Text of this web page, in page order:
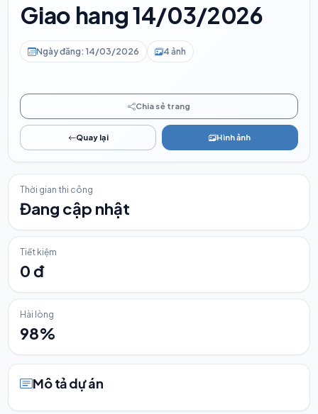
Giao hang 14/03/2026
Ngày đăng: 14/03/2026 4 ảnh
Chia sẻ trang
Quay lại Hình ảnh
Thời gian thi công
Đang cập nhật
Tiết kiệm
0 đ
Hài lòng
98%
Mô tả dự án